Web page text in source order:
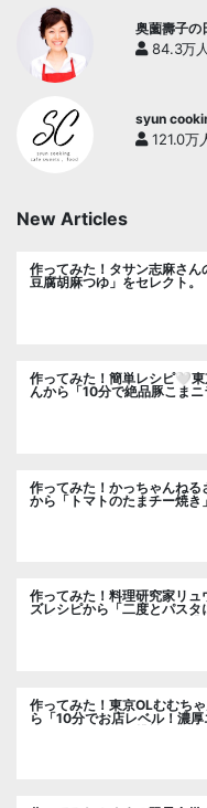
奥薗壽子の
ネル】
84.3万人
syun
121.0万
New Articles
作ってみた！タサン志麻さん
豆腐胡麻つゆ」をセレクト。
作ってみた！簡単レシピ🤍
んから「10分で絶品豚こま
作ってみた！かっちゃんねる
から「トマトのたまチー焼き
ト。
作ってみた！料理研究家リュ
ズレシピから「二度とパスタ
作ってみた！東京OLむむち
ら「10分でお店レベル！濃厚
リームパスタ」に挑戦